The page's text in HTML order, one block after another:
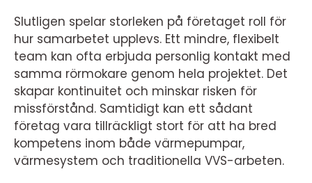
Slutligen spelar storleken på företaget roll för
hur samarbetet upplevs. Ett mindre, flexibelt
team kan ofta erbjuda personlig kontakt med
samma rörmokare genom hela projektet. Det
skapar kontinuitet och minskar risken för
missförstånd. Samtidigt kan ett sådant
företag vara tillräckligt stort för att ha bred
kompetens inom både värmepumpar,
värmesystem och traditionella VVS-arbeten.